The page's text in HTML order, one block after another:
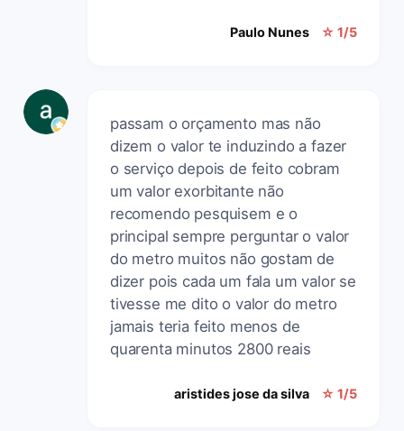
Paulo Nunes ☆ 1/5
passam o orçamento mas não
dizem o valor te induzindo a fazer
o serviço depois de feito cobram
um valor exorbitante não
recomendo pesquisem e o
principal sempre perguntar o valor
do metro muitos não gostam de
dizer pois cada um fala um valor se
tivesse me dito o valor do metro
jamais teria feito menos de
quarenta minutos 2800 reais
aristides jose da silva ☆ 1/5